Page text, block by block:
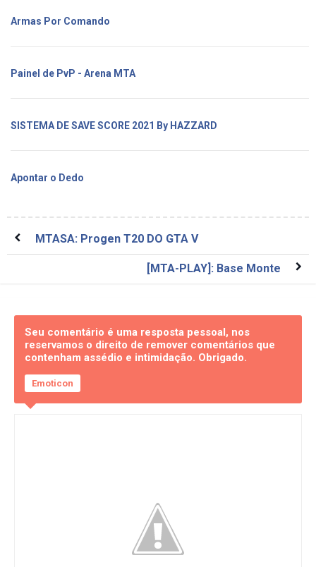
Armas Por Comando
Painel de PvP - Arena MTA
SISTEMA DE SAVE SCORE 2021 By HAZZARD
Apontar o Dedo
MTASA: Progen T20 DO GTA V
[MTA-PLAY]: Base Monte
Seu comentário é uma resposta pessoal, nos
reservamos o direito de remover comentários que
contenham assédio e intimidação. Obrigado.
Emoticon